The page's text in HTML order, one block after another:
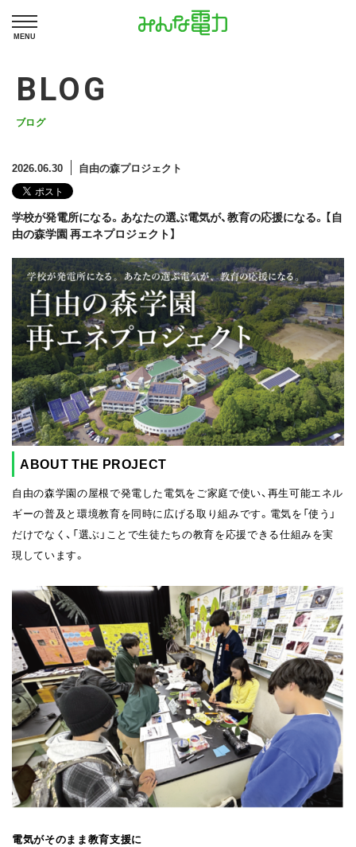
MENU
BLOG
ブログ
2026.06.30 自由の森プロジェクト
学校が発電所になる。あなたの選ぶ電気が、教育の応援になる。【自
由の森学園 再エネプロジェクト】
ABOUT THE PROJECT
自由の森学園の屋根で発電した電気をご家庭で使い、再生可能エネル
ギーの普及と環境教育を同時に広げる取り組みです。電気を「使う」
だけでなく、「選ぶ」ことで生徒たちの教育を応援できる仕組みを実
現しています。
電気がそのまま教育支援に